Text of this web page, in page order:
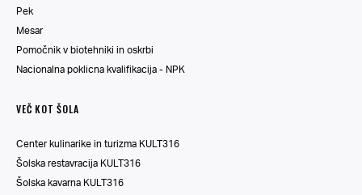
Pek
Mesar
Pomočnik v biotehniki in oskrbi
Nacionalna poklicna kvalifikacija - NPK
VEČ KOT ŠOLA
Center kulinarike in turizma KULT316
Šolska restavracija KULT316
Šolska kavarna KULT316